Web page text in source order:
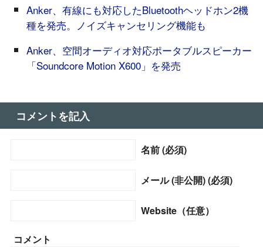
Anker、有線にも対応したBluetoothヘッドホン2機
種を発売。ノイズキャンセリング機能も
Anker、空間オーディオ対応ポータブルスピーカー
「Soundcore Motion X600」を発売
コメントを記入
名前 (必須)
メール (非公開) (必須)
Website（任意）
コメント